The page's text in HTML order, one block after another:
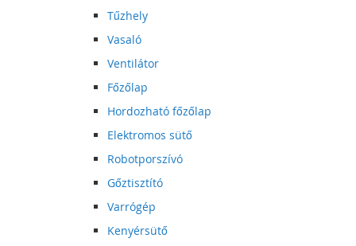
Tűzhely
Vasaló
Ventilátor
Főzőlap
Hordozható főzőlap
Elektromos sütő
Robotporszívó
Gőztisztító
Varrógép
Kenyérsütő